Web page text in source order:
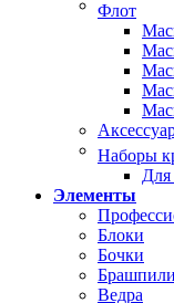
Флот
Наборы
Для
Элементы
Блоки
Бочки
Брашпили
Ведра